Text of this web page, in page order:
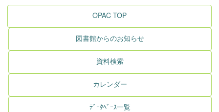
OPAC TOP
図書館からのお知らせ
資料検索
カレンダー
ﾃﾞｰﾀﾍﾞｰｽ一覧